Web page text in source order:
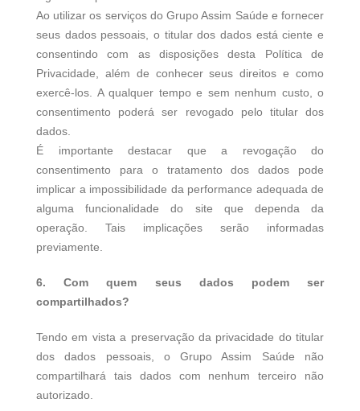
Ao utilizar os serviços do Grupo Assim Saúde e fornecer
seus dados pessoais, o titular dos dados está ciente e
consentindo com as disposições desta Política de
Privacidade, além de conhecer seus direitos e como
exercê-los. A qualquer tempo e sem nenhum custo, o
consentimento poderá ser revogado pelo titular dos
dados.
É importante destacar que a revogação do
consentimento para o tratamento dos dados pode
implicar a impossibilidade da performance adequada de
alguma funcionalidade do site que dependa da
operação. Tais implicações serão informadas
previamente.
6. Com quem seus dados podem ser
compartilhados?
Tendo em vista a preservação da privacidade do titular
dos dados pessoais, o Grupo Assim Saúde não
compartilhará tais dados com nenhum terceiro não
autorizado.